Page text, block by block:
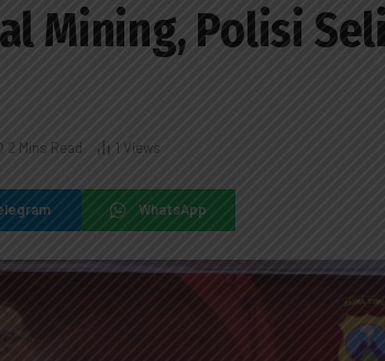
Mining, Polisi
2 Mins Read 1 Views
WhatsApp